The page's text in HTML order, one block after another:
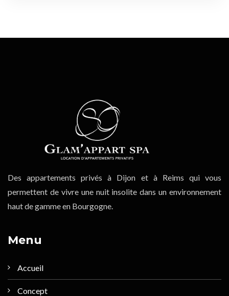
Des appartements privés à Dijon et à Reims qui vous
permettent de vivre une nuit insolite dans un environnement
haut de gamme en Bourgogne.
Menu
Accueil
Concept